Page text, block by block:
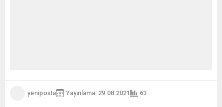
yeniposta Yayınlama: 29.08.2021 63